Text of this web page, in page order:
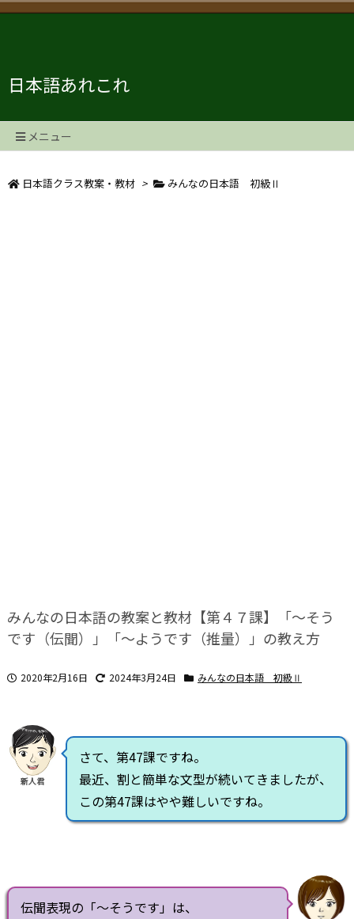
日本語あれこれ
メニュー
日本語クラス教案・教材 > みんなの日本語 初級Ⅱ
みんなの日本語の教案と教材【第４７課】「～そう
です（伝聞）」「～ようです（推量）」の教え方
2020年2月16日 2024年3月24日 みんなの日本語 初級Ⅱ
新人君
さて、第47課ですね。
最近、割と簡単な文型が続いてきましたが、
この第47課はやや難しいですね。
伝聞表現の「～そうです」は、